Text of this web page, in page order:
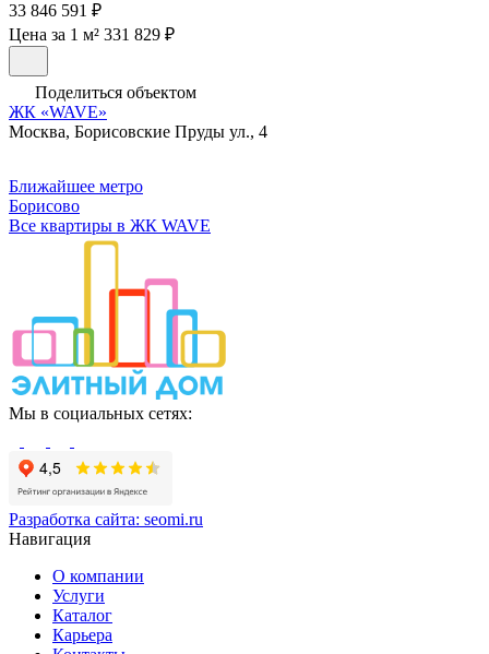
33 846 591 ₽
Цена за 1 м² 331 829 ₽
Поделиться объектом
ЖК «WAVE»
Москва, Борисовские Пруды ул., 4
Ближайшее метро
Борисово
Все квартиры в ЖК WAVE
Мы в социальных сетях:
Разработка сайта: seomi.ru
Навигация
О компании
Услуги
Каталог
Карьера